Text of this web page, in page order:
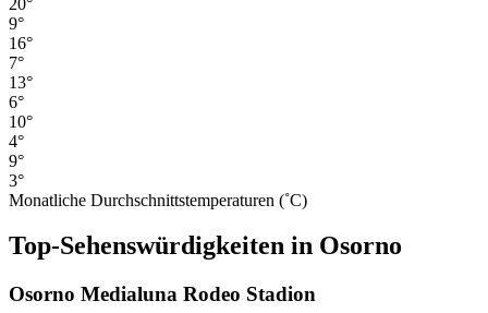
9°
16°
7°
13°
6°
10°
4°
9°
3°
Monatliche Durchschnittstemperaturen (˚C)
Top-Sehenswürdigkeiten in Osorno
Osorno Medialuna Rodeo Stadion